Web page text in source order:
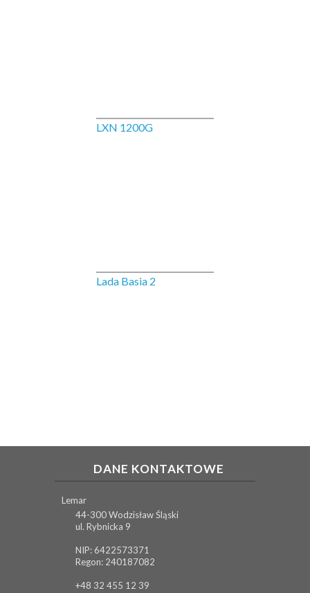
LXN 1200G
Lada Basia 2
DANE KONTAKTOWE
Lemar
44-300 Wodzisław Śląski
ul. Rybnicka 9
NIP: 6422573371
Regon: 240187082
+48 32 455 12 39